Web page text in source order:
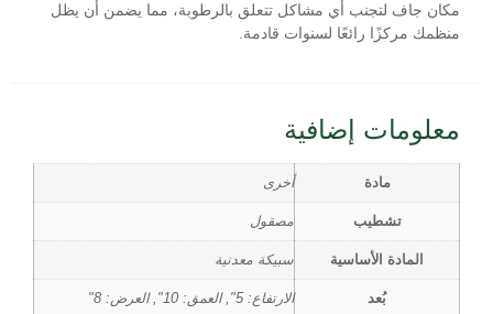
مكان جاف لتجنب أي مشاكل تتعلق بالرطوبة، مما يضمن أن يظل
منظمك مركزًا رائعًا لسنوات قادمة.
معلومات إضافية
مادة أخرى
تشطيب مصقول
المادة الأساسية سبيكة معدنية
بُعد الارتفاع: 5", العمق: 10", العرض: 8"